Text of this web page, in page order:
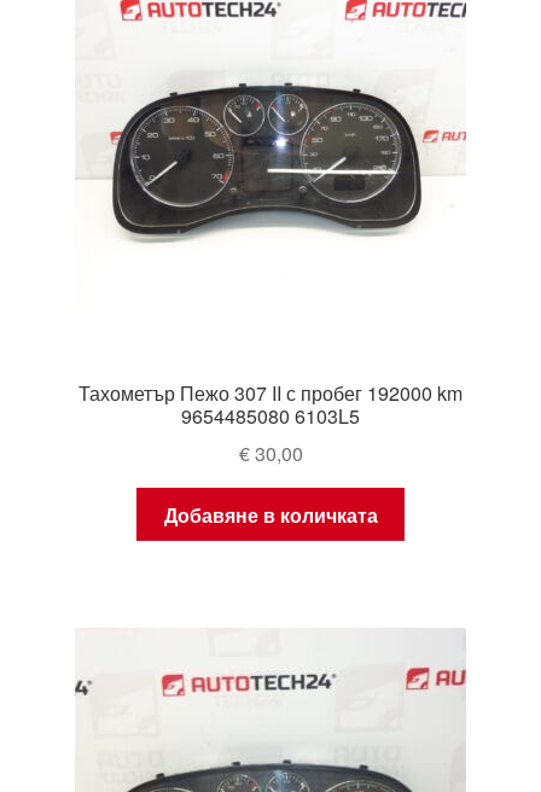
Тахометър Пежо 307 II с пробег 192000 km
9654485080 6103L5
€30,00
Добавяне в количката